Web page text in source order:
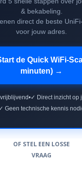
& bekabeling.
direct de beste
voor jouw adres.
de Quick WiFi-
minuten) →
•✓ Direct inzicht op
✓ Geen technische kennis
OF STEL EEN LOSSE
VRAAG